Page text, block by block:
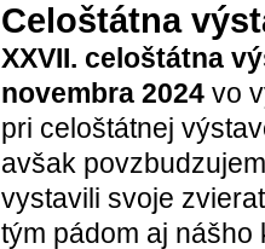
Celoštátna
XXVII. celoštátna
novembra 2024 vo
pri celoštátnej
avšak
vystavili svoje
tým pádom aj nášho